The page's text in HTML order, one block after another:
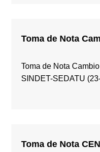
Toma de Nota
Toma de Nota
SINDET-SEDATU
Toma de Nota